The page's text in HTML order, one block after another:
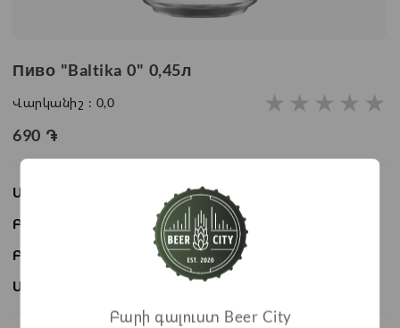
Пиво "Baltika 0" 0,45л
Վարկանիշ : 0,0 ★
★
★
★
★
690 ֏
Առկայություն:
Առկա է
Բաժնի անվանում: Пиво
Բրենդ:
Ապրանքի ID:
Բարի գալուստ Beer City